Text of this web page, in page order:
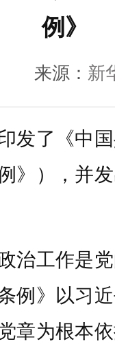
例》
来源： 新
发了《中
》），并
工作是党
例》以习
章为根本